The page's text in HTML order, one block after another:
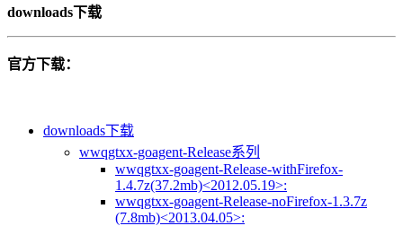
downloads下载
官方下载：
downloads下载
wwqgtxx-goagent-Release系列
wwqgtxx-goagent-Release-withFirefox-
1.4.7z(37.2mb)<2012.05.19>:
wwqgtxx-goagent-Release-noFirefox-1.3.7z
(7.8mb)<2013.04.05>: